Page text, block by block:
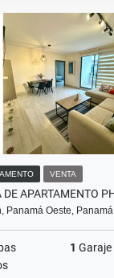
US$150,000
VENTA
Panamá Oeste, Panamá
1 Garaje